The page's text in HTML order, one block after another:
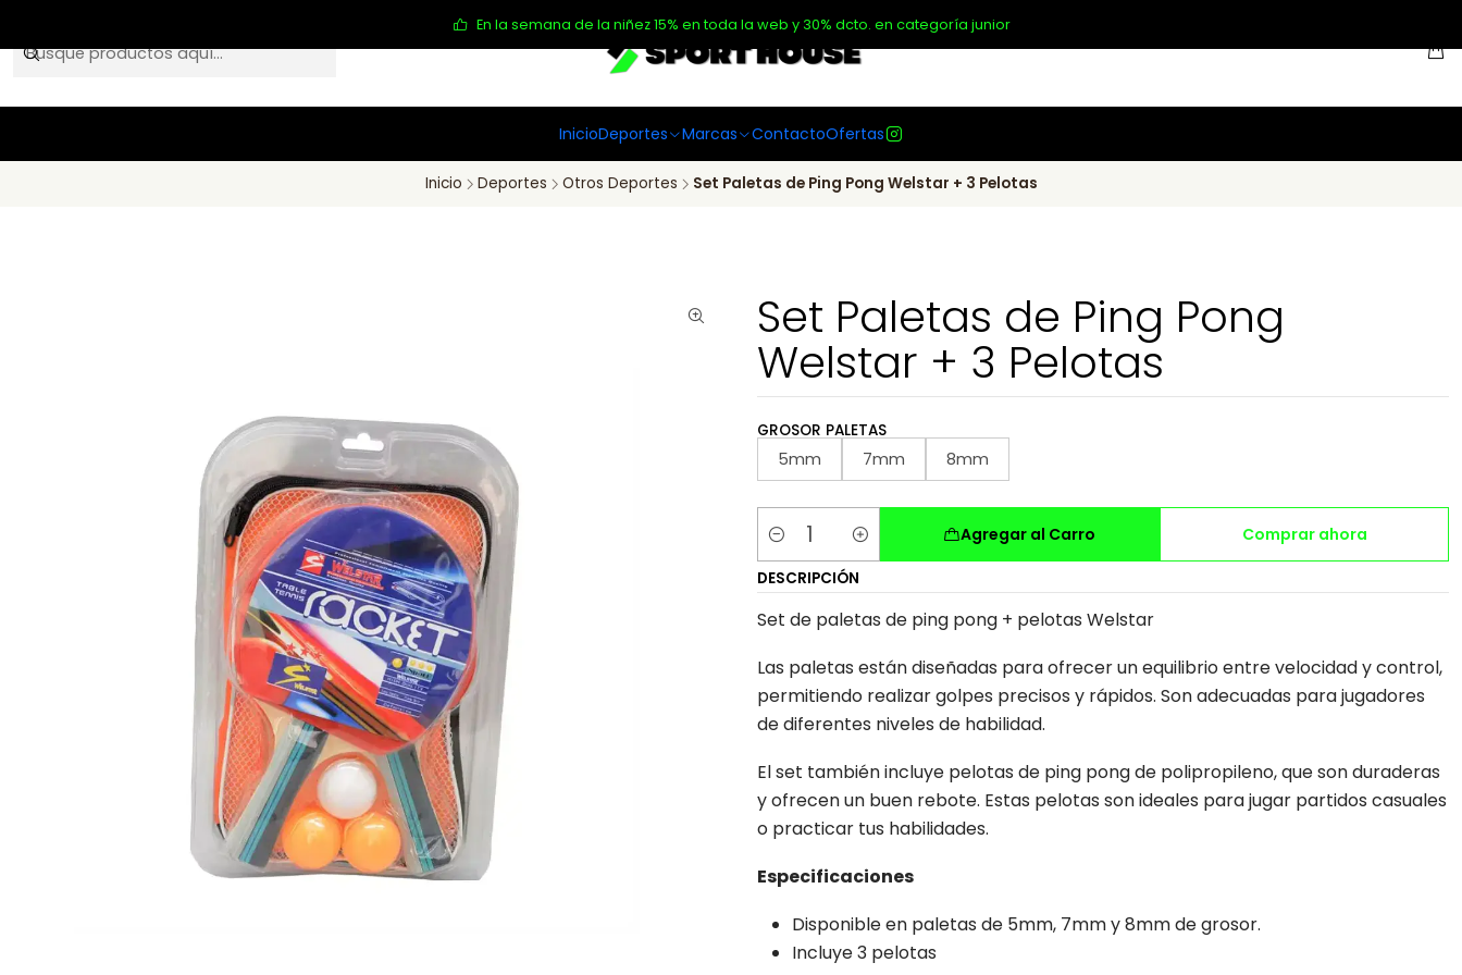
InicioDeportes Marcas ContactoOfertas
En la semana de la niñez 15% en toda la web y 30% dcto. en categoría junior
Inicio Deportes Otros Deportes Set Paletas de Ping Pong Welstar + 3 Pelotas
Set Paletas de Ping Pong
Welstar + 3 Pelotas
GROSOR PALETAS
5mm 7mm 8mm
Cantidad
Agregar al Carro Comprar ahora
DESCRIPCIÓN
Set de paletas de ping pong + pelotas Welstar
Las paletas están diseñadas para ofrecer un equilibrio entre velocidad y control,
permitiendo realizar golpes precisos y rápidos. Son adecuadas para jugadores
de diferentes niveles de habilidad.
El set también incluye pelotas de ping pong de polipropileno, que son duraderas
y ofrecen un buen rebote. Estas pelotas son ideales para jugar partidos casuales
o practicar tus habilidades.
Especificaciones
Disponible en paletas de 5mm, 7mm y 8mm de grosor.
Incluye 3 pelotas